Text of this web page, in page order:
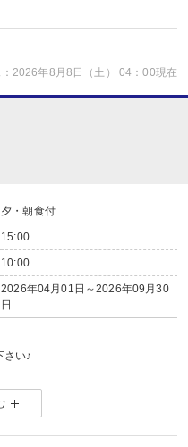
2026年8月8日（土） 04：00現在
夕・朝食付
15:00
10:00
2026年04月01日～2026年09月30
日
さい♪
・無料Wi-Fi完備。
側客室の3タイプ。